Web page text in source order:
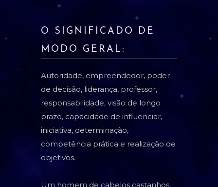
O SIGNIFICADO DE
MODO GERAL:
Autoridade, empreendedor, poder
de decisão, liderança, professor,
responsabilidade, visão de longo
prazo, capacidade de influenciar,
iniciativa, determinação,
competência prática e realização de
objetivos.
Um homem de cabelos castanhos,